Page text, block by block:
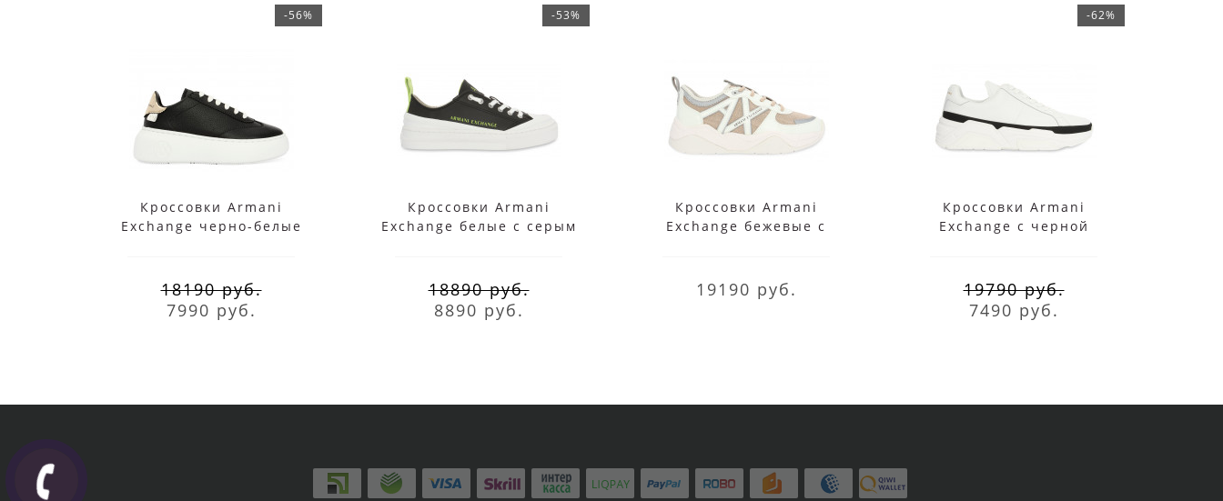
-56%
Кроссовки Armani
Exchange черно-белые
18190 руб.
7990 руб.
-53%
Кроссовки Armani
Exchange белые с серым
18890 руб.
8890 руб.
Кроссовки Armani
Exchange бежевые с
19190 руб.
-62%
Кроссовки Armani
Exchange с черной
19790 руб.
7490 руб.